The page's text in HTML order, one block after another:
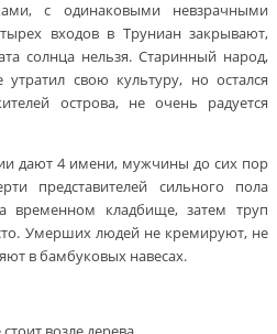
с одинаковыми невзрачными
входов в Труниан закрывают,
солнца нельзя. Старинный народ,
свою культуру, но остался
острова, не очень радуется
дают 4 имени, мужчины до сих пор
представителей сильного пола
временном кладбище, затем труп
Умерших людей не кремируют, не
в бамбуковых навесах.